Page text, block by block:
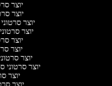
יוצר
יוצר
יוצר
יוצר
יוצר
יוצר
יוצר
יוצר סרטוני
יוצר